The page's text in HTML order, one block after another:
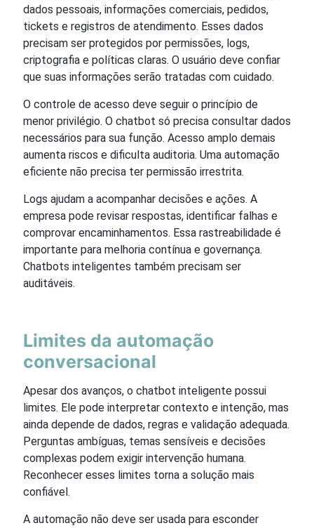
dados pessoais, informações comerciais, pedidos,
tickets e registros de atendimento. Esses dados
precisam ser protegidos por permissões, logs,
criptografia e políticas claras. O usuário deve confiar
que suas informações serão tratadas com cuidado.
O controle de acesso deve seguir o princípio de
menor privilégio. O chatbot só precisa consultar dados
necessários para sua função. Acesso amplo demais
aumenta riscos e dificulta auditoria. Uma automação
eficiente não precisa ter permissão irrestrita.
Logs ajudam a acompanhar decisões e ações. A
empresa pode revisar respostas, identificar falhas e
comprovar encaminhamentos. Essa rastreabilidade é
importante para melhoria contínua e governança.
Chatbots inteligentes também precisam ser
auditáveis.
Limites da automação
conversacional
Apesar dos avanços, o chatbot inteligente possui
limites. Ele pode interpretar contexto e intenção, mas
ainda depende de dados, regras e validação adequada.
Perguntas ambíguas, temas sensíveis e decisões
complexas podem exigir intervenção humana.
Reconhecer esses limites torna a solução mais
confiável.
A automação não deve ser usada para esconder